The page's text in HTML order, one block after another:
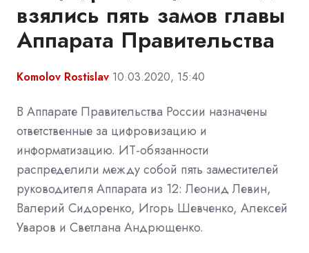
взялись пять замов главы
Аппарата Правительства
Komolov Rostislav 10.03.2020, 15:40
В Аппарате Правительства России назначены
ответственные за цифровизацию и
информатизацию. ИТ-обязанности
распределили между собой пять заместителей
руководителя Аппарата из 12: Леонид Левин,
Валерий Сидоренко, Игорь Шевченко, Алексей
Уваров и Светлана Андрющенко.